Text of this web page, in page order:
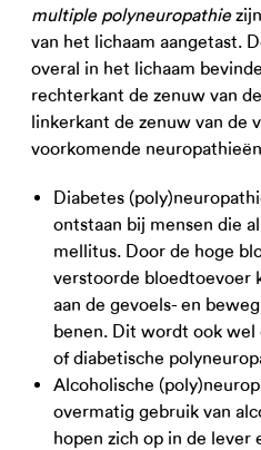
multiple polyneuropathie
van het lichaam aangetast.
overal in het lichaam
rechterkant de zenuw van
linkerkant de zenuw van de
voorkomende
Diabetes
ontstaan bij mensen die
mellitus. Door de hoge
verstoorde bloedtoevoer
aan de gevoels- en
benen. Dit wordt ook
of diabetische
Alcoholische
overmatig gebruik van
hopen zich op in de lever